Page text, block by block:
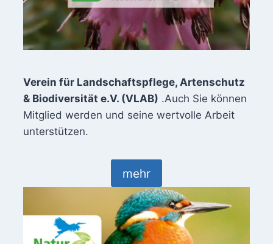
Verein für Landschaftspflege, Artenschutz
& Biodiversität e.V. (VLAB) .Auch Sie können
Mitglied werden und seine wertvolle Arbeit
unterstützen.
mehr